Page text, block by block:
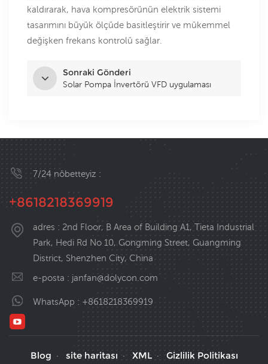
kaldırarak, hava kompresörünün elektrik sistemi
tasarımını büyük ölçüde basitleştirir ve mükemmel
değişken frekans kontrolü sağlar.
Sonraki Gönderi
Solar Pompa İnvertörü VFD uygulaması
7/24 nöbetteyiz :
+8618218369919
adres : 2nd Floor, B Area of Building A1, Tieta Industrial
Park, Hedi Rd No 10, Gongming Street, Guangming
District, Shenzhen City, China
e-posta : janfan@dolycon.com
WhatsApp : +8618218369919
Blog · site haritası · XML · Gizlilik Politikası